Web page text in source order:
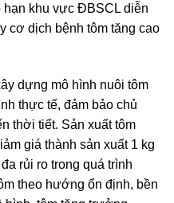
hạn khu vực ĐBSCL diễn
cơ dịch bệnh tôm tăng cao
dựng mô hình nuôi tôm
thực tế, đảm bảo chủ
thời tiết. Sản xuất tôm
giá thành sản xuất 1 kg
rủi ro trong quá trình
theo hướng ổn định, bền